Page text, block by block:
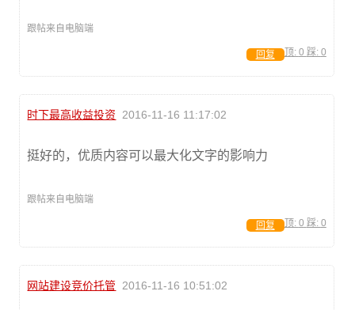
跟帖来自电脑端
顶: 0 踩: 0
回复
时下最高收益投资 2016-11-16 11:17:02
挺好的，优质内容可以最大化文字的影响力
跟帖来自电脑端
顶: 0 踩: 0
回复
网站建设竞价托管 2016-11-16 10:51:02